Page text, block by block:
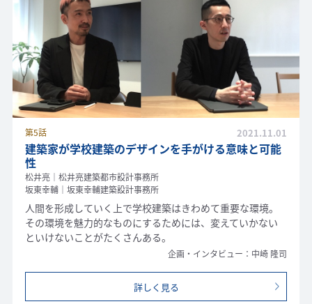
第5話
建築家が学校建築のデザインを手がける意味と可能
性
松井亮｜松井亮建築都市設計事務所
坂東幸輔｜坂東幸輔建築設計事務所
2021.11.01
人間を形成していく上で学校建築はきわめて重要な環境。
その環境を魅力的なものにするためには、変えていかない
といけないことがたくさんある。
企画・インタビュー：中崎 隆司
詳しく見る